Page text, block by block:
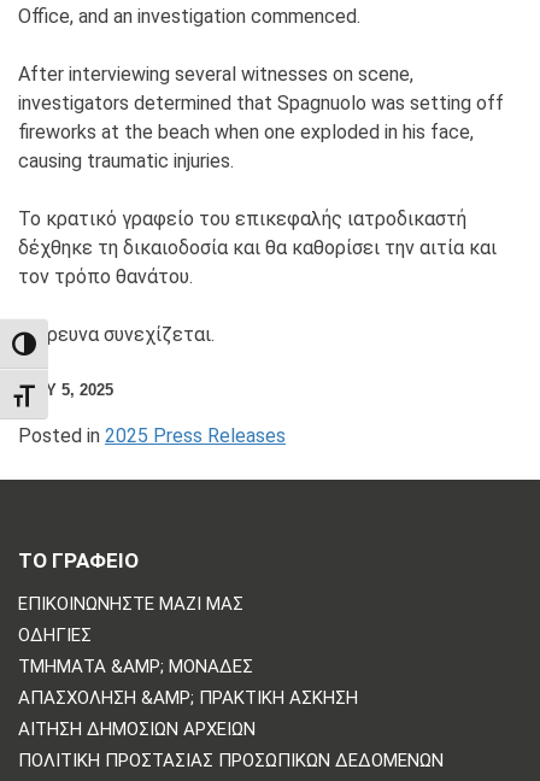
TOGGLE HIGH CONTRAST
TOGGLE FONT SIZE
Office, and an investigation commenced.
After interviewing several witnesses on scene,
investigators determined that Spagnuolo was setting off
fireworks at the beach when one exploded in his face,
causing traumatic injuries.
Το κρατικό γραφείο του επικεφαλής ιατροδικαστή
δέχθηκε τη δικαιοδοσία και θα καθορίσει την αιτία και
τον τρόπο θανάτου.
Η έρευνα συνεχίζεται.
JULY 5, 2025
Posted in 2025 Press Releases
ΤΟ ΓΡΑΦΕΙΟ
ΕΠΙΚΟΙΝΩΝΗΣΤΕ ΜΑΖΙ ΜΑΣ
ΟΔΗΓΊΕΣ
ΤΜΉΜΑΤΑ &AMP; ΜΟΝΆΔΕΣ
ΑΠΑΣΧΌΛΗΣΗ &AMP; ΠΡΑΚΤΙΚΉ ΆΣΚΗΣΗ
ΑΊΤΗΣΗ ΔΗΜΌΣΙΩΝ ΑΡΧΕΊΩΝ
ΠΟΛΙΤΙΚΗ ΠΡΟΣΤΑΣΙΑΣ ΠΡΟΣΩΠΙΚΩΝ ΔΕΔΟΜΕΝΩΝ